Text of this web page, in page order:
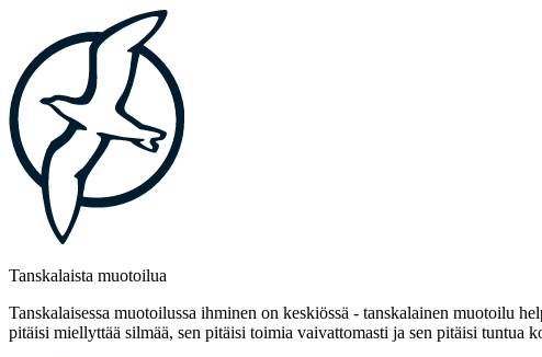
Tanskalaista muotoilua
Tanskalaisessa muotoilussa ihminen on keskiössä - tanskalainen muotoilu
pitäisi miellyttää silmää, sen pitäisi toimia vaivattomasti ja sen pitäisi tuntua